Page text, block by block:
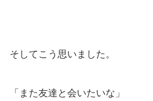
そしてこう思いました。
「また友達と会いたいな」